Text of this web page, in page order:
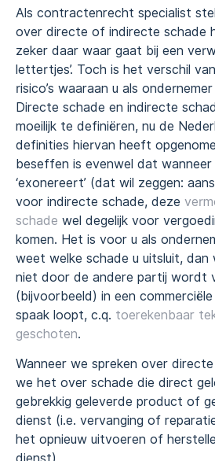
Als contractenrecht specialist
over directe of indirecte schade
zeker daar waar gaat bij een
lettertjes’. Toch is het verschil
risico’s waaraan u als
Directe schade en indirecte
moeilijk te definiëren, nu de
definities hiervan heeft
beseffen is evenwel dat wanneer
‘exonereert’ (dat wil zeggen:
voor indirecte schade, deze
schade wel degelijk voor
komen. Het is voor u als
weet welke schade u uitsluit, dan
niet door de andere partij wordt
(bijvoorbeeld) in een
spaak loopt, c.q. toerekenbaar
geschoten.
Wanneer we spreken over
we het over schade die direct
gebrekkig geleverde product of
dienst (i.e. vervanging of
het opnieuw uitvoeren of